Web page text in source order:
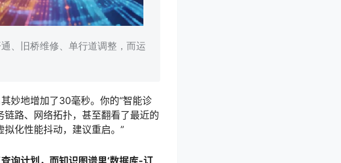
、旧桥维修、单行道调整，而运
妙地增加了30毫秒。你的“智能诊
路、网络拓扑，甚至翻看了最近的
化性能抖动，建议重启。”
询计划，而知识图谱里‘数据库-订